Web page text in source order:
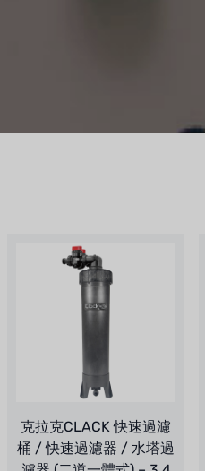
克拉克CLACK 快速過濾
桶 / 快速過濾器 / 水塔過